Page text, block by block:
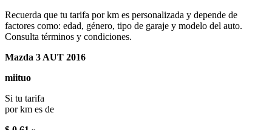
Recuerda que tu tarifa por km es personalizada y depende de
factores como: edad, género, tipo de garaje y modelo del auto.
Consulta términos y condiciones.
Mazda 3 AUT 2016
miituo
Si tu tarifa
por km es de